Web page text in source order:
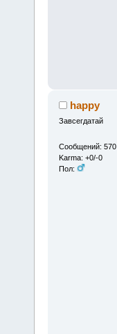
happy
Завсегдатай
Сообщений: 570
Karma: +0/-0
Пол: